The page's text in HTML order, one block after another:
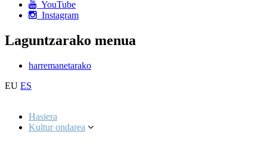
YouTube
Instagram
Laguntzarako menua
harremanetarako
EU ES
Hasiera
Kultur ondarea